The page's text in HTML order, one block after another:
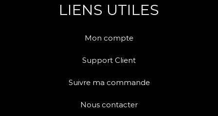
LIENS UTILES
Mon compte
Support Client
Suivre ma commande
Nous contacter